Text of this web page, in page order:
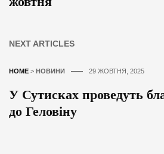
NEXT ARTICLES
HOME > НОВИНИ 29 ЖОВТНЯ, 2025
У Сутисках проведуть
до Геловіну